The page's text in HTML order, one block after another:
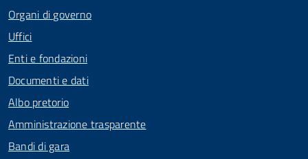
Organi di governo
Uffici
Enti e fondazioni
Documenti e dati
Albo pretorio
Amministrazione trasparente
Bandi di gara